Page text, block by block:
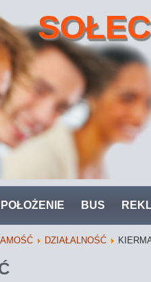
POŁOŻENIE BUS
DZIAŁALNOŚĆ